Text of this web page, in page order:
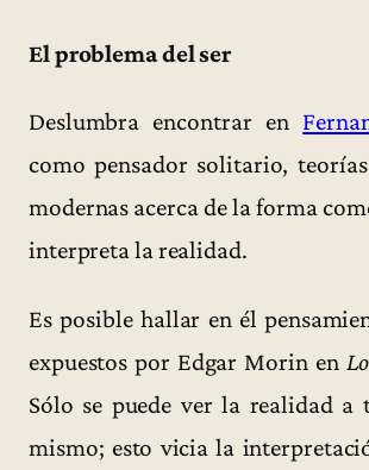
El problema del ser
Deslumbra encontrar en
como pensador solitario,
modernas acerca de la forma
interpreta la realidad.
Es posible hallar en él
expuestos por Edgar Morin en
Sólo se puede ver la realidad a
mismo; esto vicia la